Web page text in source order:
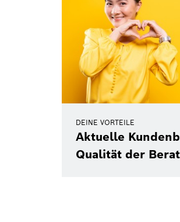
DEINE VORTEILE
Aktuelle
Qualität der